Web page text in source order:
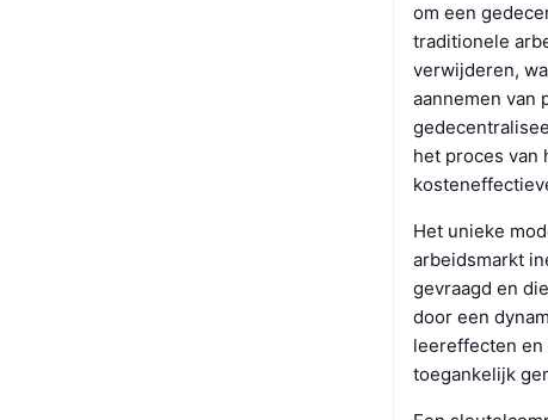
om een
traditionele
verwijderen,
aannemen van
het proces van
Het unieke
arbeidsmarkt
gevraagd en
door een
leereffecten en
toegankelijk